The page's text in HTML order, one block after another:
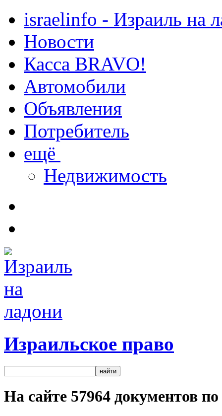
israelinfo - Израиль на
Новости
Касса BRAVO!
Автомобили
Объявления
Потребитель
ещё
Недвижимость
Израильское право
На сайте 57964 документов